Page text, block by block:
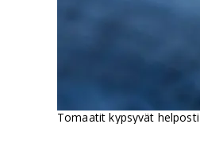
Tomaatit kypsyvät